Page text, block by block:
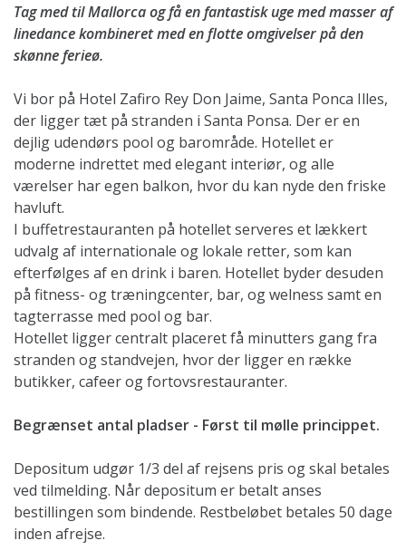
Tag med til Mallorca og få en fantastisk uge med masser af
linedance kombineret med en flotte omgivelser på den
skønne ferieø.
Vi bor på Hotel Zafiro Rey Don Jaime, Santa Ponca Illes,
der ligger tæt på stranden i Santa Ponsa. Der er en
dejlig udendørs pool og barområde. Hotellet er
moderne indrettet med elegant interiør, og alle
værelser har egen balkon, hvor du kan nyde den friske
havluft.
I buffetrestauranten på hotellet serveres et lækkert
udvalg af internationale og lokale retter, som kan
efterfølges af en drink i baren. Hotellet byder desuden
på fitness- og træningcenter, bar, og welness samt en
tagterrasse med pool og bar.
Hotellet ligger centralt placeret få minutters gang fra
stranden og standvejen, hvor der ligger en række
butikker, cafeer og fortovsrestauranter.
Begrænset antal pladser - Først til mølle princippet.
Depositum udgør 1/3 del af rejsens pris og skal betales
ved tilmelding. Når depositum er betalt anses
bestillingen som bindende. Restbeløbet betales 50 dage
inden afrejse.